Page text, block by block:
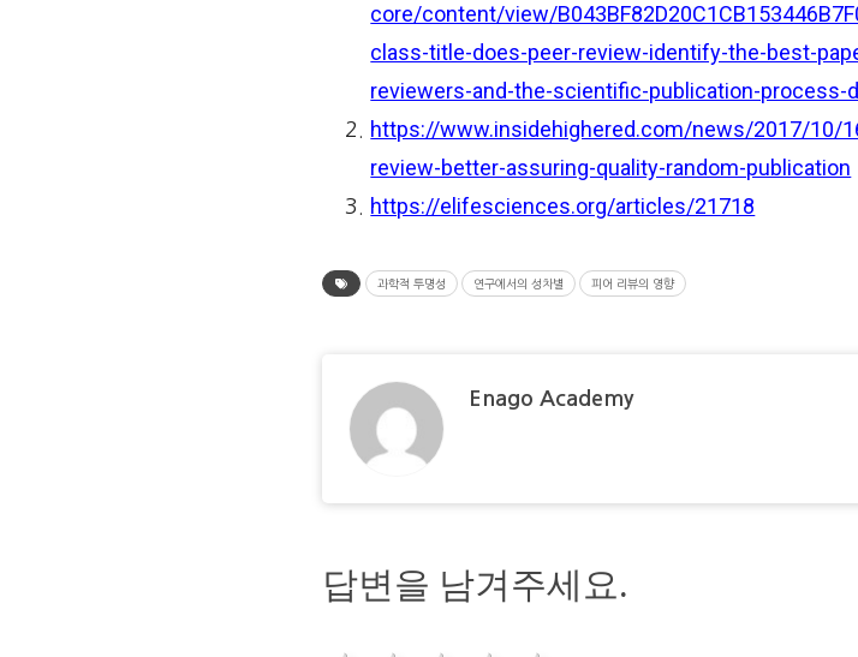
core/content/view/
class-title-does-peer-review-identify-the-best-
reviewers-and-the-scientific-publication-process-
https://www.insidehighered.com/news/2017/10/
review-better-assuring-quality-random-publication
https://elifesciences.org/articles/21718
과학적 투명성 연구에서의 성차별 피어 리뷰의 영향
Enago Academy
답변을 남겨주세요.